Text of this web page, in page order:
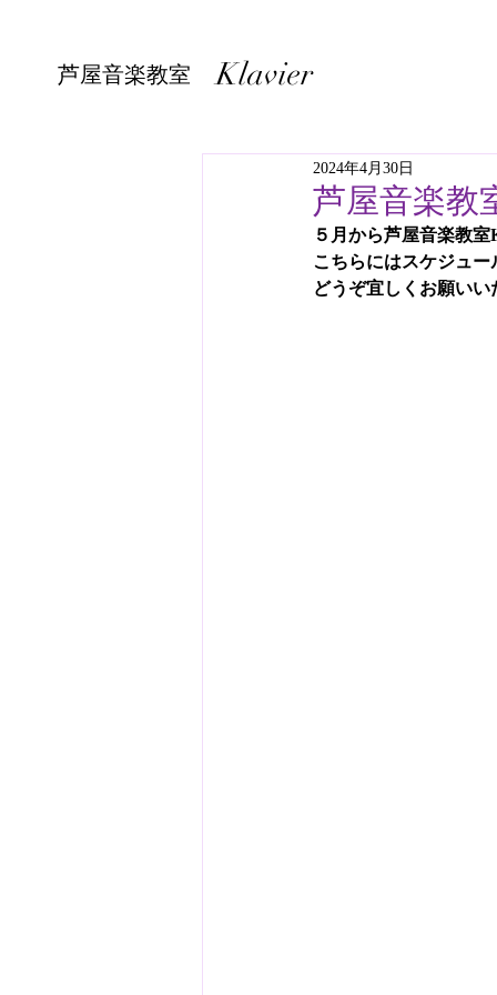
芦屋音楽教室 Klavier
芦屋音楽
2024年4月30日
５月から芦屋音楽教
こちらにはスケジュ
どうぞ宜しくお願いい